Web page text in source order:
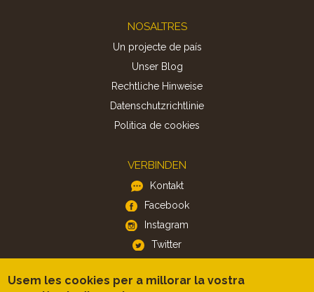
NOSALTRES
Un projecte de país
Unser Blog
Rechtliche Hinweise
Datenschutzrichtlinie
Politica de cookies
VERBINDEN
Kontakt
Facebook
Instagram
Twitter
APP
Usem les cookies per a millorar la vostra